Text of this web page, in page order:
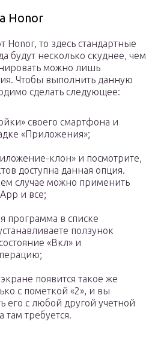
Honor
Honor, то здесь стандартные
будут несколько скуднее, чем
можно лишь
Чтобы выполнить данную
сделать следующее:
своего смартфона и
«Приложения»;
клон» и посмотрите,
доступна данная опция.
случае можно применить
и все;
программа в списке
ползунок
«Вкл» и
появится такое же
с пометкой «2», и вы
его с любой другой учетной
там требуется.